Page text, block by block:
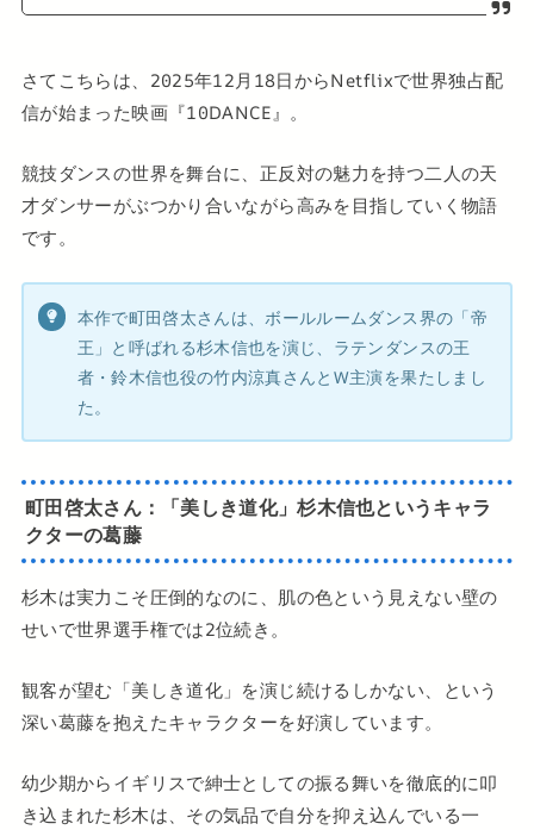
さてこちらは、2025年12月18日からNetflixで世界独占配
信が始まった映画『10DANCE』。
競技ダンスの世界を舞台に、正反対の魅力を持つ二人の天
才ダンサーがぶつかり合いながら高みを目指していく物語
です。
本作で町田啓太さんは、ボールルームダンス界の「帝
王」と呼ばれる杉木信也を演じ、ラテンダンスの王
者・鈴木信也役の竹内涼真さんとW主演を果たしまし
た。
町田啓太さん：「美しき道化」杉木信也というキャラ
クターの葛藤
杉木は実力こそ圧倒的なのに、肌の色という見えない壁の
せいで世界選手権では2位続き。
観客が望む「美しき道化」を演じ続けるしかない、という
深い葛藤を抱えたキャラクターを好演しています。
幼少期からイギリスで紳士としての振る舞いを徹底的に叩
き込まれた杉木は、その気品で自分を抑え込んでいる一